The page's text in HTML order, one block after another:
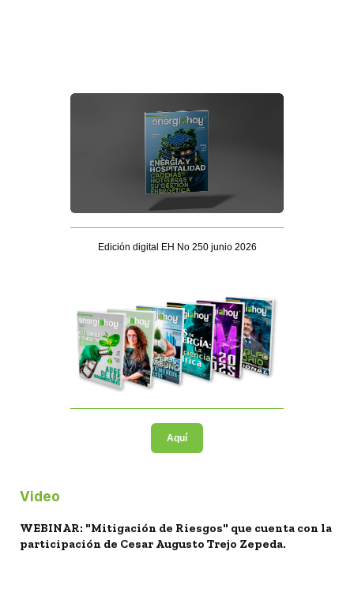
Edición digital EH No 250 junio 2026
Aquí
Video
WEBINAR: "Mitigación de Riesgos" que cuenta con la
participación de Cesar Augusto Trejo Zepeda.